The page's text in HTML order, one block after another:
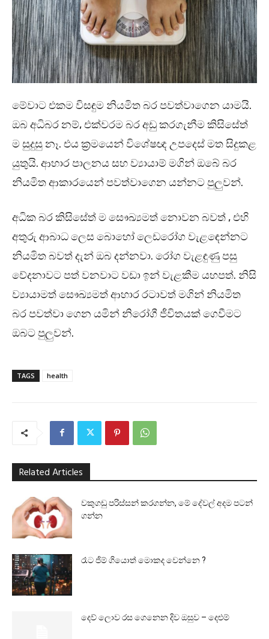
මේවාට එකම විසඳුම නියමිත බර පවත්වාගෙන යාමයි.
ඔබ අධිබර නම්, එක්වරම බර අඩු කරගැනීම කිසිසේත්
ම සුදුසු නෑ. එය ක්‍රමයෙන් විශේෂඥ උපදෙස් මත සිදුකළ
යුතුයි. ආහාර පාලනය සහ ව්‍යායාම් මගින් ඔබේ බර
නියමිත ආකාරයෙන් පවත්වාගෙන යන්නට පුලුවන්.
අධික බර කිසිසේත් ම සෞඛ්‍යමත් නොවන බවත් , එහි
අතුරු ආබාධ ලෙස බොහෝ ලෙඩරෝග වැළඳෙන්නට
නියමිත බවත් දැන් ඔබ දන්නවා. රෝග වැළඳුණු පසු
වේදනාවට පත් වනවාට වඩා ඉන් වැළකීම යහපත්. නිසි
ව්‍යායාමත් සෞඛ්‍යමත් ආහාර රටාවත් මගින් නියමිත
බර පවත්වා ගෙන යමින් නිරෝගී ජීවිතයක් ගෙවීමට
ඔබට පුලුවන්.
TAGS health
Related Articles
වකුගඩු පරිස්සන් කරගන්න, මේ දේවල් අදම පටන්
ගන්න
රෑට ජිම් ගියොත් මොකද වෙන්නෙ ?
දෙව් ලොව රස ගෙනෙන දිව ඔසුව – දෙළුම්